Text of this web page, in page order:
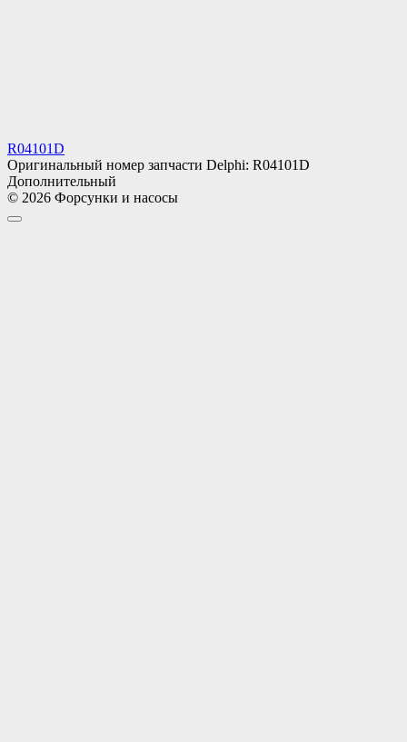
R04101D
Оригинальный номер запчасти Delphi: R04101D
Дополнительный
© 2026 Форсунки и насосы